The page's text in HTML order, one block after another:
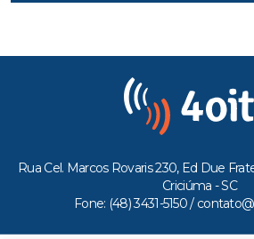
Rua Cel. Marcos Rovaris 230, Ed Due
Criciúma - SC
Fone: (48) 3431-5150 /